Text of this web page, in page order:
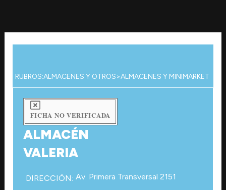
contenido
RUBROS:ALMACENES Y OTROS>ALMACENES Y MINIMARKET
FICHA NO VERIFICADA
ALMACÉN
VALERIA
DIRECCIÓN: Av. Primera Transversal 2151